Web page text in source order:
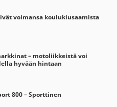
voimansa koulukiusaamista
– motoliikkeistä voi
hyvään hintaan
800 – Sporttinen